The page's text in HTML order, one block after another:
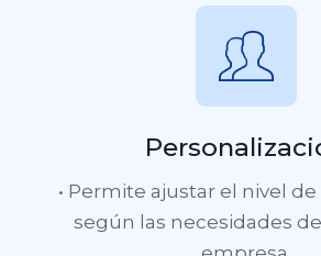
• Permite ajustar el nivel
según las necesidades